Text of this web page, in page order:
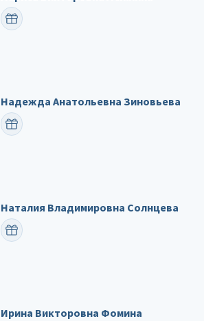
ПОЗДРАВИТЬ
Надежда Анатольевна Зиновьева
ПОЗДРАВИТЬ
Наталия Владимировна Солнцева
ПОЗДРАВИТЬ
Ирина Викторовна Фомина